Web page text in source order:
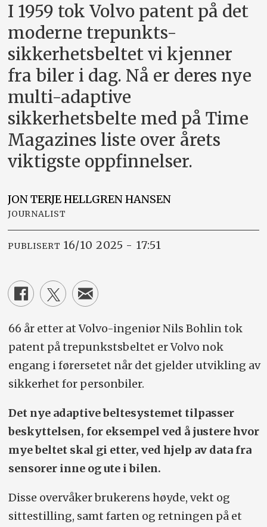
I 1959 tok Volvo patent på det
moderne trepunkts-
sikkerhetsbeltet vi kjenner
fra biler i dag. Nå er deres nye
multi-adaptive
sikkerhetsbelte med på Time
Magazines liste over årets
viktigste oppfinnelser.
JON TERJE HELLGRENHANSEN
JOURNALIST
PUBLISERT 16/10 2025 - 17:51
66 år etter at Volvo-ingeniør Nils Bohlin tok
patent på trepunkstsbeltet er Volvo nok
engang i førersetet når det gjelder utvikling av
sikkerhet for personbiler.
Det nye adaptive beltesystemet tilpasser
beskyttelsen, for eksempel ved å justere hvor
mye beltet skal gi etter, ved hjelp av data fra
sensorer inne og ute i bilen.
Disse overvåker brukerens høyde, vekt og
sittestilling, samt farten og retningen på et